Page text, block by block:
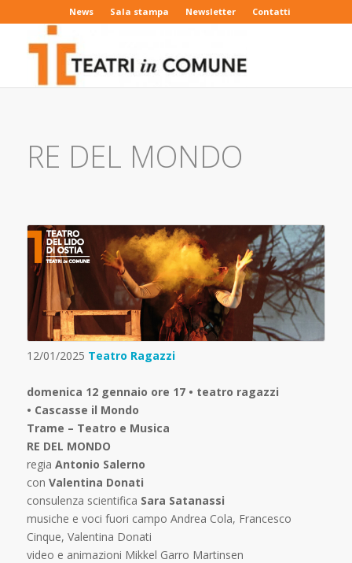
News Sala stampa Newsletter Contatti
RE DEL MONDO
12/01/2025 Teatro Ragazzi
domenica 12 gennaio ore 17 • teatro ragazzi
• Cascasse il Mondo
Trame – Teatro e Musica
RE DEL MONDO
regia Antonio Salerno
con Valentina Donati
consulenza scientifica Sara Satanassi
musiche e voci fuori campo Andrea Cola, Francesco
Cinque, Valentina Donati
video e animazioni Mikkel Garro Martinsen